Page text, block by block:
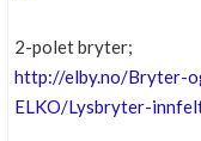
2-polet bryter;
http://elby.no/Bryter-
ELKO/Lysbryter-